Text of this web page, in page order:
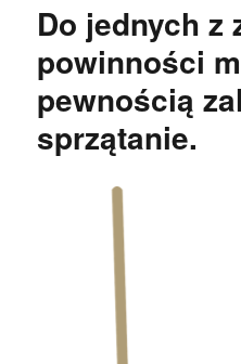
Do jednych z
powinności
pewnością
sprzątanie.